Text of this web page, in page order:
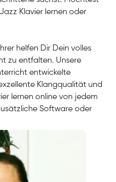
Klavier lernen oder
helfen Dir Dein volles
zu entfalten. Unsere
entwickelte
Klangqualität und
lernen online von jedem
Software oder